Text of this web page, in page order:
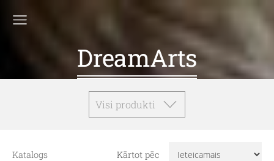
DreamArts
Visi produkti
Katalogs Kārtot pēc